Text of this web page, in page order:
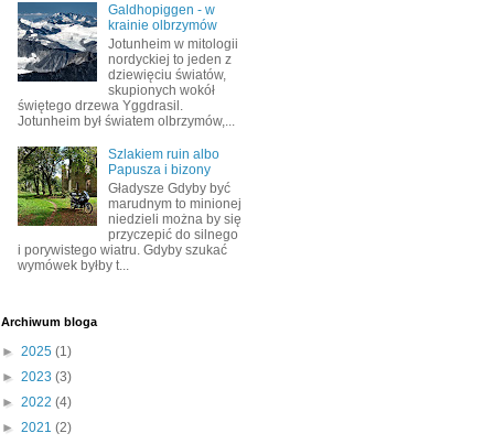
Galdhopiggen - w
krainie olbrzymów
Jotunheim w mitologii
nordyckiej to jeden z
dziewięciu światów,
skupionych wokół
świętego drzewa Yggdrasil.
Jotunheim był światem olbrzymów,...
Szlakiem ruin albo
Papusza i bizony
Gładysze Gdyby być
marudnym to minionej
niedzieli można by się
przyczepić do silnego
i porywistego wiatru. Gdyby szukać
wymówek byłby t...
Archiwum bloga
► 2025 (1)
► 2023 (3)
► 2022 (4)
► 2021 (2)